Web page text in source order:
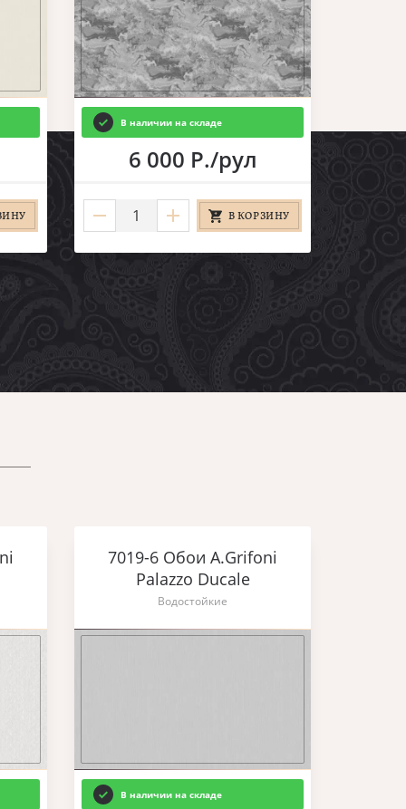
В наличии на складе
6 000 Р./рул
В КОРЗИНУ
7019-6 Обои A.Grifoni
Palazzo Ducale
Водостойкие
В наличии на складе